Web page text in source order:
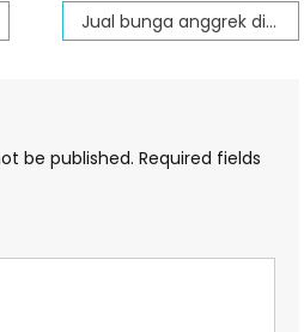
Jual bunga anggrek di jalan Haji Juanda
be published. Required fields